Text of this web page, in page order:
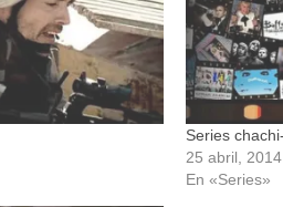
Series
25 abril, 2014
En «Series»